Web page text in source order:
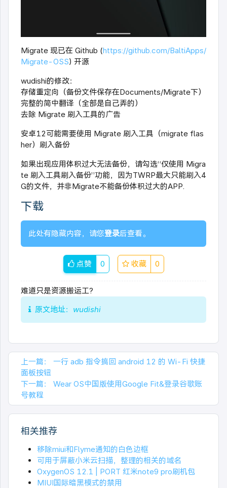
Migrate 现已在 Github (https://github.com/BaltiApps/
Migrate-OSS) 开源
wudishi的修改：
存储重定向（备份文件保存在Documents/Migrate下）
完整的简中翻译（全部是自己弄的）
去除 Migrate 刷入工具的广告
安卓12可能需要使用 Migrate 刷入工具（migrate flas
her）刷入备份
如果出现应用体积过大无法备份，请勾选“仅使用 Migra
te 刷入工具刷入备份”功能，因为TWRP最大只能刷入4
G的文件，并非Migrate不能备份体积过大的APP.
下载
此处有隐藏内容，请您登录后查看。
点赞 0 收藏 0
难道只是资源搬运工?
原文地址： wudishi
上一篇：
一行 adb 指令搞回 android 12 的 Wi-Fi 快捷
面板按钮
下一篇：
Wear OS中国版使用Google Fit&登录谷歌账
号教程
相关推荐
移除miui和Flyme通知的白色边框
可用于屏蔽小米云扫描，整理的相关的域名
OxygenOS 12.1 | PORT 红米note9 pro刷机包
MIUI国际暗黑模式的禁用